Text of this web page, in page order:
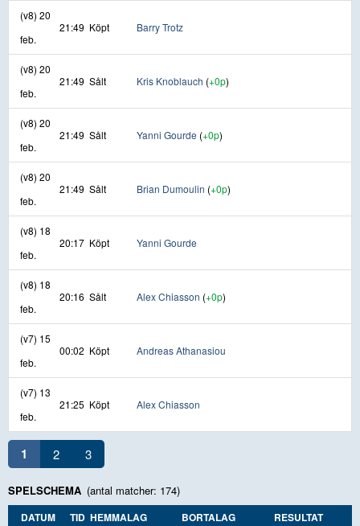
(v8) 20
feb.
21:49 Köpt Barry Trotz
(v8) 20
feb.
21:49 Sålt Kris Knoblauch (+0p)
(v8) 20
feb.
21:49 Sålt Yanni Gourde (+0p)
(v8) 20
feb.
21:49 Sålt Brian Dumoulin (+0p)
(v8) 18
feb.
20:17 Köpt Yanni Gourde
(v8) 18
feb.
20:16 Sålt Alex Chiasson (+0p)
(v7) 15
feb.
00:02 Köpt Andreas Athanasiou
(v7) 13
feb.
21:25 Köpt Alex Chiasson
1 2 3
SPELSCHEMA (antal matcher: 174)
DATUM TID HEMMALAG BORTALAG RESULTAT